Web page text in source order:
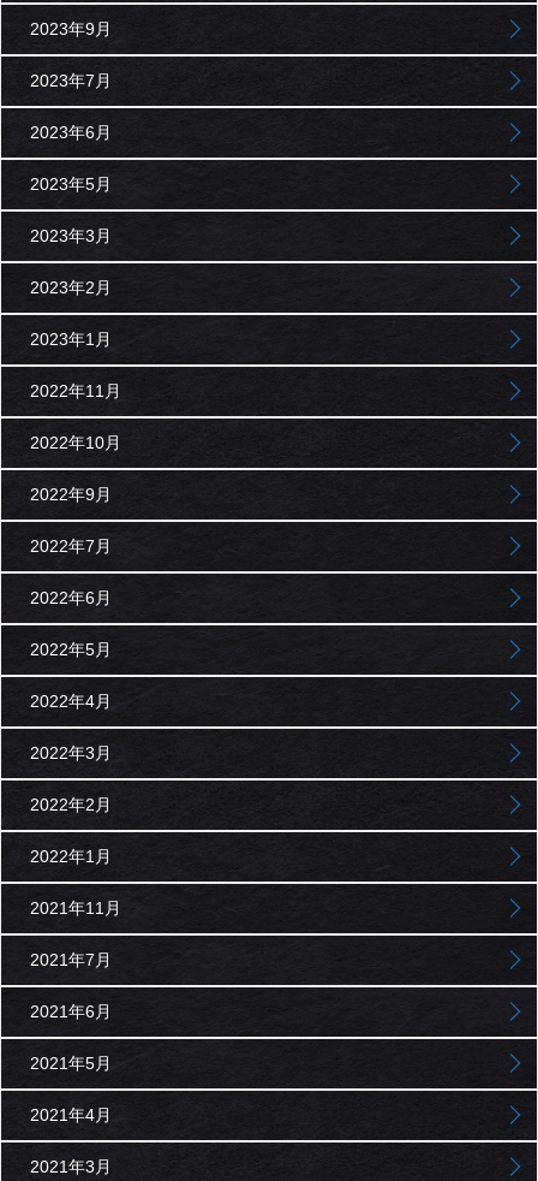
2023年9月
2023年7月
2023年6月
2023年5月
2023年3月
2023年2月
2023年1月
2022年11月
2022年10月
2022年9月
2022年7月
2022年6月
2022年5月
2022年4月
2022年3月
2022年2月
2022年1月
2021年11月
2021年7月
2021年6月
2021年5月
2021年4月
2021年3月